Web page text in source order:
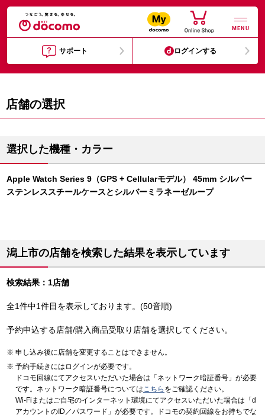
MENU
サポート ログインする
店舗の選択
選択した機種・カラー
Apple Watch Series 9（GPS + Cellularモデル） 45mm シルバー
ステンレススチールケースとシルバーミラネーゼループ
潟上市の店舗を検索した結果を表示しています
検索結果：1店舗
全1件中1件目を表示しております。(50音順)
予約申込する店舗/購入商品受取り店舗を選択してください。
申し込み後に店舗を変更することはできません。
予約手続きにはログインが必要です。
ドコモ回線にてアクセスいただいた場合は「ネットワーク暗証番号」が必要
です。ネットワーク暗証番号についてはこちら をご確認ください。
Wi-Fiまたはご自宅のインターネット環境にてアクセスいただいた場合は「d
アカウントのID／パスワード」が必要です。ドコモの契約回線をお持ちでな